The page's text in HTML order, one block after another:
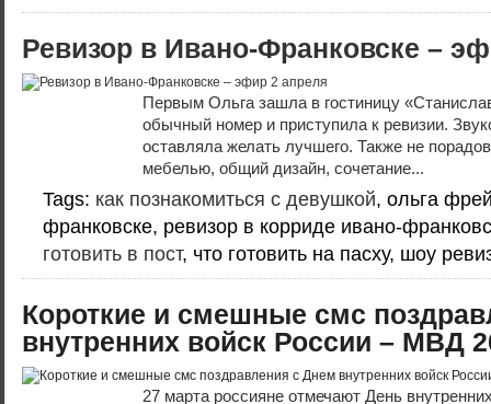
Ревизор в Ивано-Франковске –
Первым Ольга зашла в гостиницу
обычный номер и приступила к ревизии.
оставляла желать лучшего. Также не
мебелью, общий дизайн, сочетание...
Tags: как познакомиться с девушкой, ольга
франковске, ревизор в корриде ивано-
готовить в пост, что готовить на пасху, шоу
Короткие и смешные смс
внутренних войск России – МВД
27 марта россияне отмечают День